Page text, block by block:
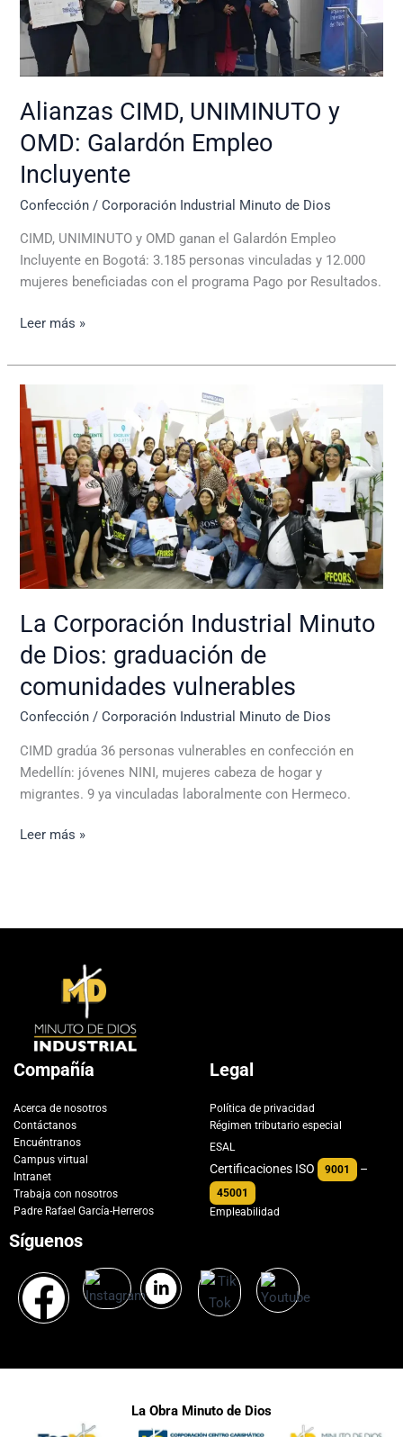
Alianzas CIMD, UNIMINUTO y
OMD: Galardón Empleo
Incluyente
Confección /Corporación Industrial Minuto de Dios
CIMD, UNIMINUTO y OMD ganan el Galardón Empleo
Incluyente en Bogotá: 3.185 personas vinculadas y 12.000
mujeres beneficiadas con el programa Pago por Resultados.
OMD:
Galardón
Empleo
Incluyente
Leer más »
La Corporación Industrial Minuto
de Dios: graduación de
comunidades vulnerables
Confección /Corporación Industrial Minuto de Dios
CIMD gradúa 36 personas vulnerables en confección en
Medellín: jóvenes NINI, mujeres cabeza de hogar y
migrantes. 9 ya vinculadas laboralmente con Hermeco.
La
Corporación
Industrial
Minuto
de
Dios:
graduación
de
comunidades
vulnerables
Leer más »
Compañía
Acerca de nosotros
Contáctanos
Encuéntranos
Campus virtual
Intranet
Trabaja con nosotros
Padre Rafael García-Herreros
Legal
Política de privacidad
Régimen tributario especial
ESAL
Certificaciones ISO 9001 –
45001
Empleabilidad
Síguenos
La Obra Minuto de Dios